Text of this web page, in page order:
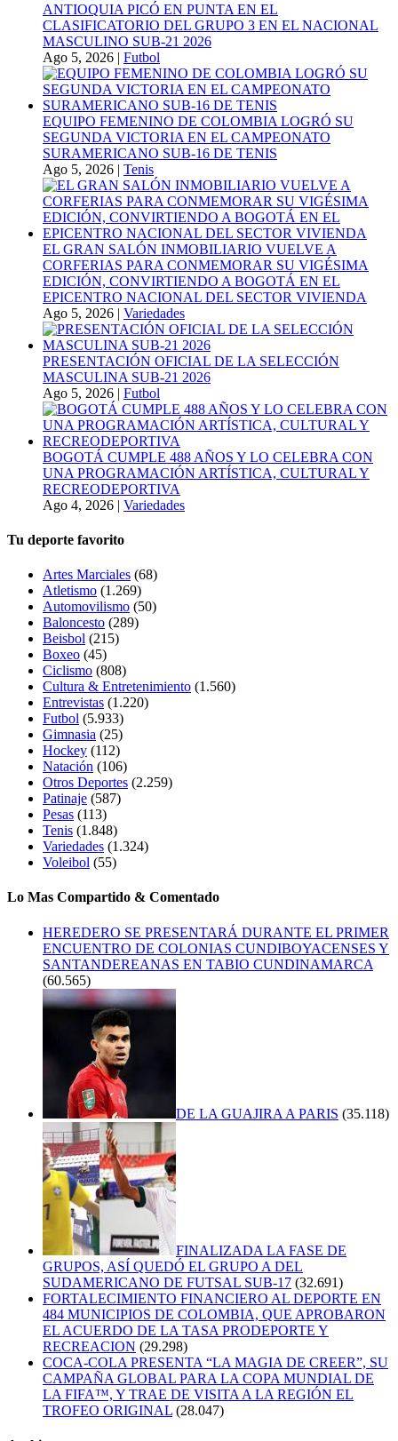
ANTIOQUIA PICÓ EN PUNTA EN EL
CLASIFICATORIO DEL GRUPO 3 EN EL NACIONAL
MASCULINO SUB-21 2026
Ago 5, 2026 | Futbol
EQUIPO FEMENINO DE COLOMBIA LOGRÓ SU
SEGUNDA VICTORIA EN EL CAMPEONATO
SURAMERICANO SUB-16 DE TENIS
Ago 5, 2026 | Tenis
EL GRAN SALÓN INMOBILIARIO VUELVE A
CORFERIAS PARA CONMEMORAR SU VIGÉSIMA
EDICIÓN, CONVIRTIENDO A BOGOTÁ EN EL
EPICENTRO NACIONAL DEL SECTOR VIVIENDA
Ago 5, 2026 | Variedades
PRESENTACIÓN OFICIAL DE LA SELECCIÓN
MASCULINA SUB-21 2026
Ago 5, 2026 | Futbol
BOGOTÁ CUMPLE 488 AÑOS Y LO CELEBRA CON
UNA PROGRAMACIÓN ARTÍSTICA, CULTURAL Y
RECREODEPORTIVA
Ago 4, 2026 | Variedades
Tu deporte favorito
Artes Marciales (68)
Atletismo (1.269)
Automovilismo (50)
Baloncesto (289)
Beisbol (215)
Boxeo (45)
Ciclismo (808)
Cultura & Entretenimiento (1.560)
Entrevistas (1.220)
Futbol (5.933)
Gimnasia (25)
Hockey (112)
Natación (106)
Otros Deportes (2.259)
Patinaje (587)
Pesas (113)
Tenis (1.848)
Variedades (1.324)
Voleibol (55)
Lo Mas Compartido & Comentado
HEREDERO SE PRESENTARÁ DURANTE EL PRIMER
ENCUENTRO DE COLONIAS CUNDIBOYACENSES Y
SANTANDEREANAS EN TABIO CUNDINAMARCA
(60.565)
DE LA GUAJIRA A PARIS (35.118)
FINALIZADA LA FASE DE
GRUPOS, ASÍ QUEDÓ EL GRUPO A DEL
SUDAMERICANO DE FUTSAL SUB-17 (32.691)
FORTALECIMIENTO FINANCIERO AL DEPORTE EN
484 MUNICIPIOS DE COLOMBIA, QUE APROBARON
EL ACUERDO DE LA TASA PRODEPORTE Y
RECREACION (29.298)
COCA-COLA PRESENTA “LA MAGIA DE CREER”, SU
CAMPAÑA GLOBAL PARA LA COPA MUNDIAL DE
LA FIFA™, Y TRAE DE VISITA A LA REGIÓN EL
TROFEO ORIGINAL (28.047)